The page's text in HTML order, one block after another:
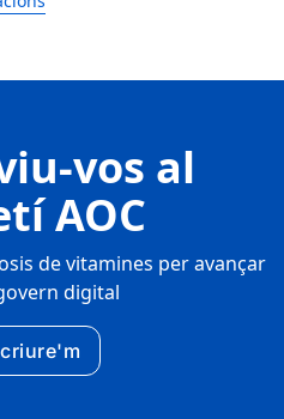
vos al
AOC
de vitamines per avançar
digital